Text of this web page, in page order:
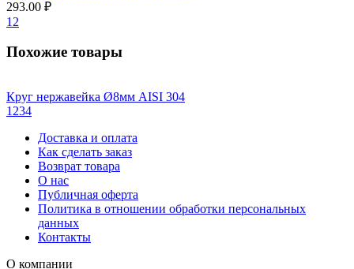
293.00 ₽
1 2
Похожие товары
Круг нержавейка Ø8мм AISI 304
1 234
Доставка и оплата
Как сделать заказ
Возврат товара
О нас
Публичная оферта
Политика в отношении обработки персональных
данных
Контакты
О компании